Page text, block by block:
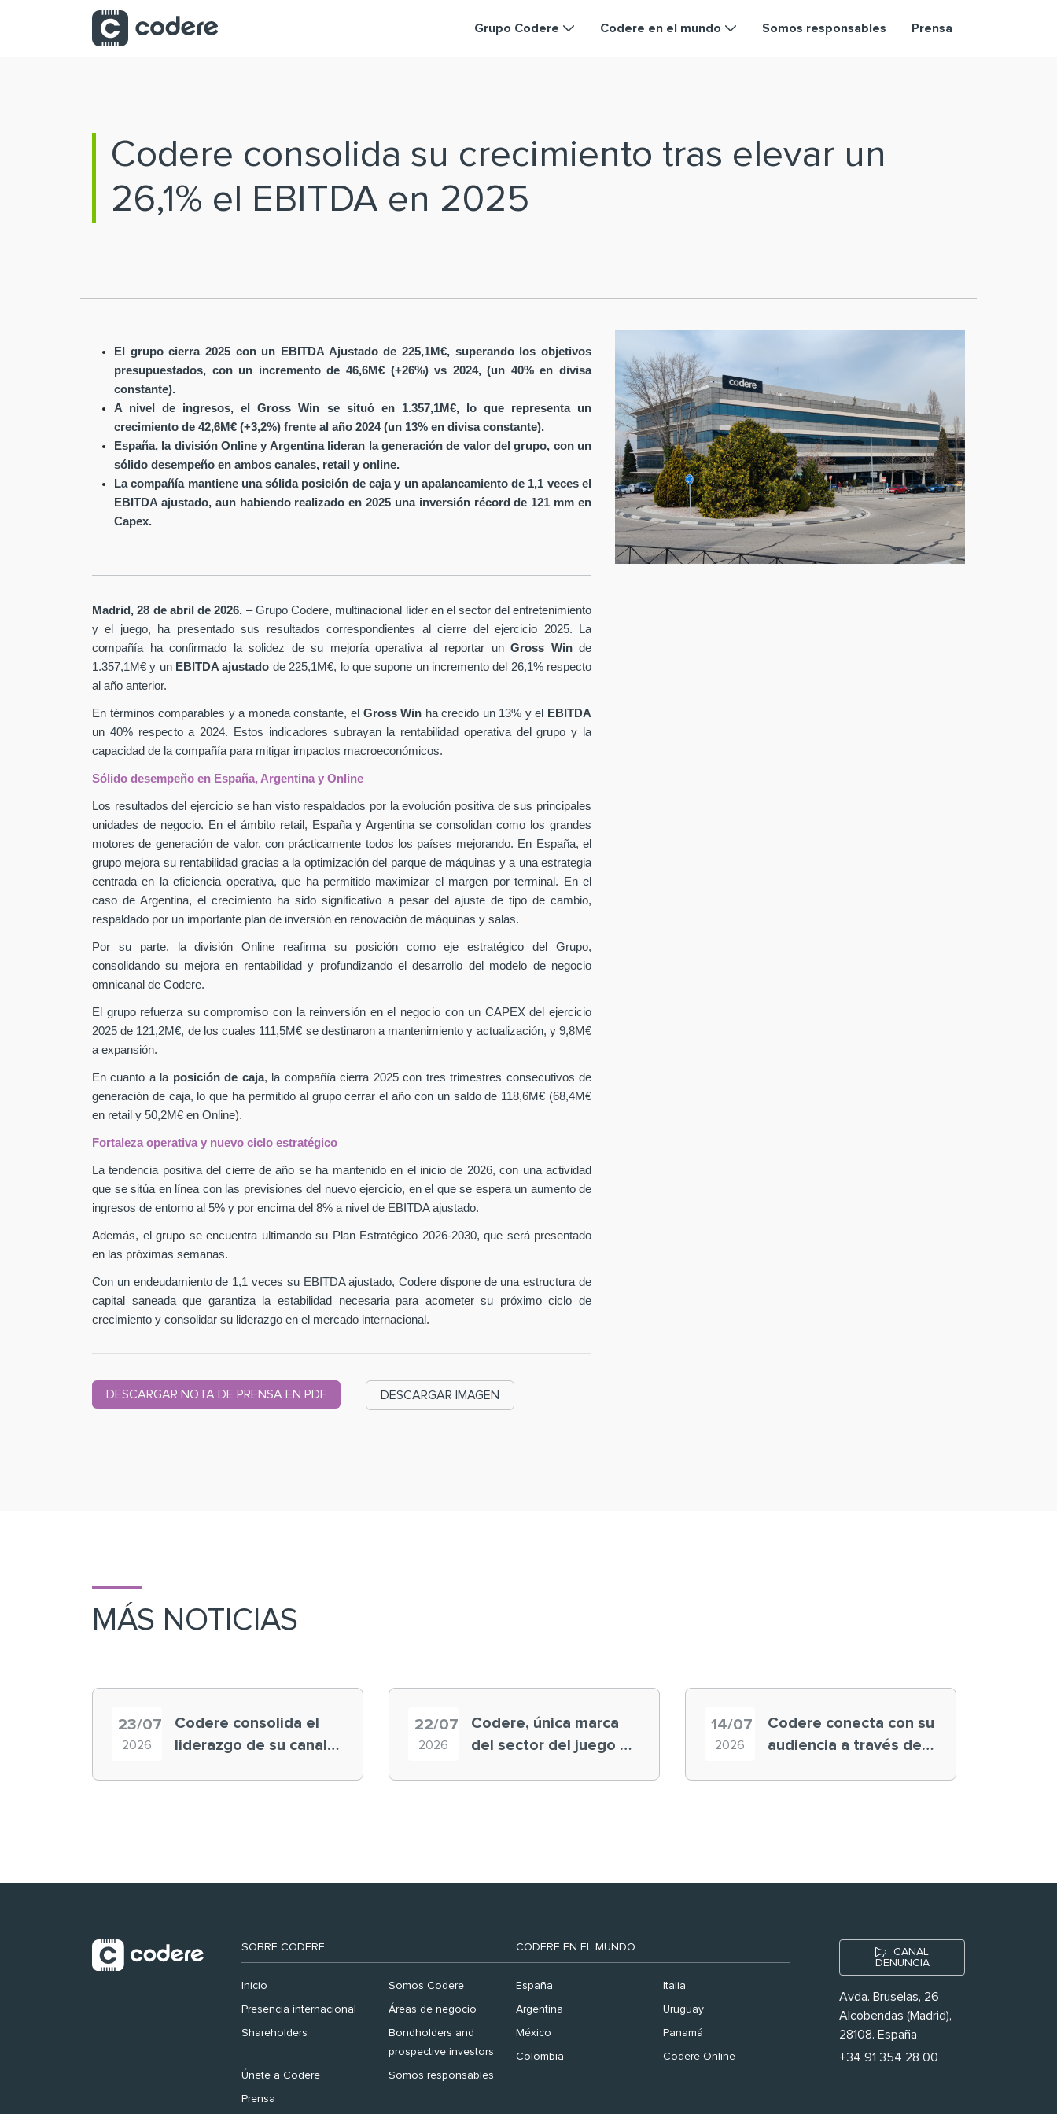
Saltar al contenido principal
Grupo Codere Codere en el mundo Somos responsables Prensa
Codere consolida su crecimiento tras elevar un
26,1% el EBITDA en 2025
El grupo cierra 2025 con un EBITDA Ajustado de 225,1M€, superando los objetivos
presupuestados, con un incremento de 46,6M€ (+26%) vs 2024, (un 40% en divisa
constante).
A nivel de ingresos, el Gross Win se situó en 1.357,1M€, lo que representa un
crecimiento de 42,6M€ (+3,2%) frente al año 2024 (un 13% en divisa constante).
España, la división Online y Argentina lideran la generación de valor del grupo, con un
sólido desempeño en ambos canales, retail y online.
La compañía mantiene una sólida posición de caja y un apalancamiento de 1,1 veces el
EBITDA ajustado, aun habiendo realizado en 2025 una inversión récord de 121 mm en
Capex.
Madrid, 28 de abril de 2026. – Grupo Codere, multinacional líder en el sector del entretenimiento
y el juego, ha presentado sus resultados correspondientes al cierre del ejercicio 2025. La
compañía ha confirmado la solidez de su mejoría operativa al reportar un Gross Win de
1.357,1M€ y un EBITDA ajustado de 225,1M€, lo que supone un incremento del 26,1% respecto
al año anterior.
En términos comparables y a moneda constante, el Gross Win ha crecido un 13% y el
EBITDA
un 40% respecto a 2024. Estos indicadores subrayan la rentabilidad operativa del grupo y la
capacidad de la compañía para mitigar impactos macroeconómicos.
Sólido desempeño en España, Argentina y Online
Los resultados del ejercicio se han visto respaldados por la evolución positiva de sus principales
unidades de negocio. En el ámbito retail, España y Argentina se consolidan como los grandes
motores de generación de valor, con prácticamente todos los países mejorando. En España, el
grupo mejora su rentabilidad gracias a la optimización del parque de máquinas y a una estrategia
centrada en la eficiencia operativa, que ha permitido maximizar el margen por terminal. En el
caso de Argentina, el crecimiento ha sido significativo a pesar del ajuste de tipo de cambio,
respaldado por un importante plan de inversión en renovación de máquinas y salas.
Por su parte, la división Online reafirma su posición como eje estratégico del Grupo,
consolidando su mejora en rentabilidad y profundizando el desarrollo del modelo de negocio
omnicanal de Codere.
El grupo refuerza su compromiso con la reinversión en el negocio con un CAPEX del ejercicio
2025 de 121,2M€, de los cuales 111,5M€ se destinaron a mantenimiento y actualización, y 9,8M€
a expansión.
En cuanto a la posición de caja, la compañía cierra 2025 con tres trimestres consecutivos de
generación de caja, lo que ha permitido al grupo cerrar el año con un saldo de 118,6M€ (68,4M€
en retail y 50,2M€ en Online).
Fortaleza operativa y nuevo ciclo estratégico
La tendencia positiva del cierre de año se ha mantenido en el inicio de 2026, con una actividad
que se sitúa en línea con las previsiones del nuevo ejercicio, en el que se espera un aumento de
ingresos de entorno al 5% y por encima del 8% a nivel de EBITDA ajustado.
Además, el grupo se encuentra ultimando su Plan Estratégico 2026-2030, que será presentado
en las próximas semanas.
Con un endeudamiento de 1,1 veces su EBITDA ajustado, Codere dispone de una estructura de
capital saneada que garantiza la estabilidad necesaria para acometer su próximo ciclo de
crecimiento y consolidar su liderazgo en el mercado internacional.
DESCARGAR NOTA DE PRENSA EN PDF DESCARGAR IMAGEN
MÁS NOTICIAS
23/07
2026
Codere consolida el
liderazgo de su canal
22/07
2026
Codere, única marca
del sector del juego en
14/07
2026
Codere conecta con su
audiencia a través de
SOBRE CODERE
Inicio Somos Codere
Presencia internacional Áreas de negocio
Shareholders
Bondholders and
prospective investors
Únete a Codere Somos responsables
Prensa
CODERE EN EL MUNDO
España Italia
Argentina Uruguay
México Panamá
Colombia Codere Online
CANAL
DENUNCIA
Avda. Bruselas, 26
Alcobendas (Madrid),
28108. España
+34 91 354 28 00